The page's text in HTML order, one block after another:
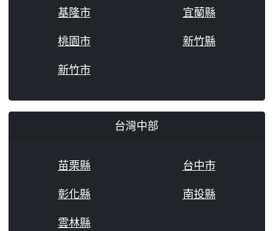
基隆市
宜蘭縣
桃園市
新竹縣
新竹市
台灣中部
苗栗縣
台中市
彰化縣
南投縣
雲林縣